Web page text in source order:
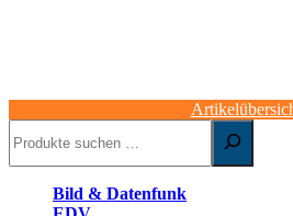
Bild & Datenfunk